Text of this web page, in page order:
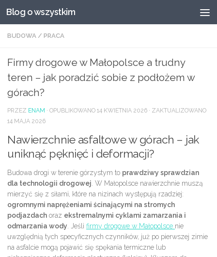
Przeskocz do treści
Blog o wszystkim
BUDOWA / PRACA
Firmy drogowe w Małopolsce a trudny
teren – jak poradzić sobie z podłożem w
górach?
PRZEZ ENAM · OPUBLIKOWANO 14 KWIETNIA 2026 · ZAKTUALIZOWANO
14 MAJA 2026
Nawierzchnie asfaltowe w górach – jak
uniknąć pęknięć i deformacji?
Budowa drogi w terenie górzystym to prawdziwy sprawdzian
dla technologii drogowej. W Małopolsce nawierzchnie muszą
mierzyć się z siłami, które na nizinach występują rzadziej:
ogromnymi naprężeniami ścinającymi na stromych
podjazdach oraz ekstremalnymi cyklami zamarzania i
odmarzania wody. Jeśli firmy drogowe w Małopolsce nie
uwzględnią tych specyficznych czynników, już po pierwszej zimie
na asfalcie mogą pojawić się spękania termiczne lub